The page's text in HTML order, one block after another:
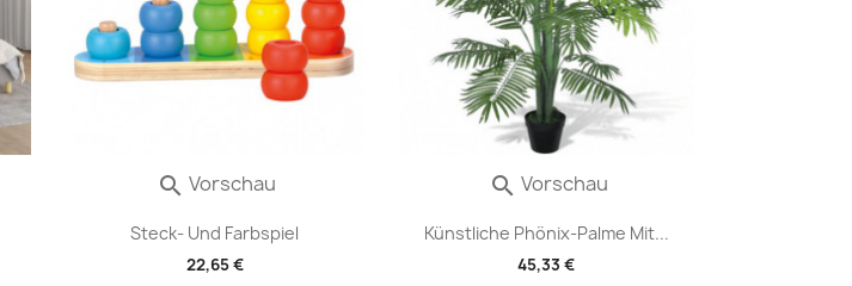
Steck- Und Farbspiel
22,65 €
 Vorschau
Künstliche Phönix-Palme Mit...
45,33 €
 Vorschau